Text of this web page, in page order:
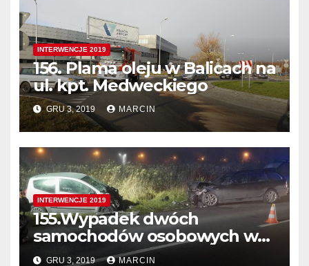
INTERWENCJE 2019
156. Plama oleju w Balicach na
ul. kpt. Medweckiego
GRU 3, 2019 MARCIN
INTERWENCJE 2019
155.Wypadek dwóch
samochodów osobowych w
Balicach ul. Krakowska
GRU 3, 2019 MARCIN